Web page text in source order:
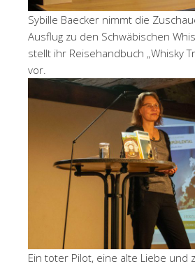
Sybille Baecker nimmt die
Ausflug zu den Schwäbischen
stellt ihr Reisehandbuch „Whisky
vor.
Ein toter Pilot, eine alte Liebe und